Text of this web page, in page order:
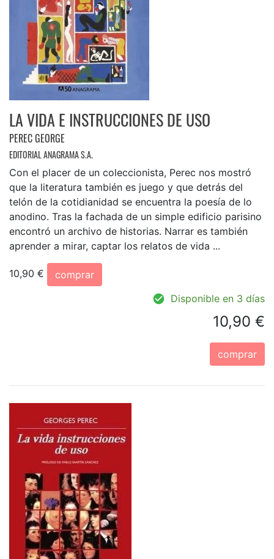
LA VIDA E INSTRUCCIONES DE USO
PEREC GEORGE
EDITORIAL ANAGRAMA S.A.
Con el placer de un coleccionista, Perec nos mostró
que la literatura también es juego y que detrás del
telón de la cotidianidad se encuentra la poesía de lo
anodino. Tras la fachada de un simple edificio parisino
encontró un archivo de historias. Narrar es también
aprender a mirar, captar los relatos de vida ...
10,90 €
comprar
Disponible en 3 días
10,90 €
comprar